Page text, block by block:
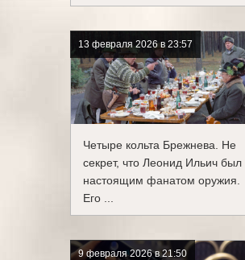
13 февраля 2026 в 23:57
Четыре кольта Брежнева. Не
секрет, что Леонид Ильич был
настоящим фанатом оружия.
Его ...
9 февраля 2026 в 21:50